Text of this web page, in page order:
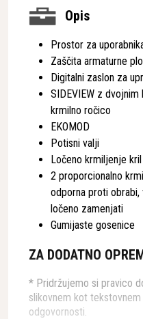
Opis
Prostor za
Zaščita armaturne
Digitalni zaslon za
SIDEVIEW z
krmilno ročico
EKOMOD
Potisni valji
Ločeno krmiljenje
2 proporcionalno
odporna proti
ločeno zamenjati
Gumijaste gosenice
ZA DODATNO
* Pridržujemo si pravico
slikovnem kot
odgovornosti.